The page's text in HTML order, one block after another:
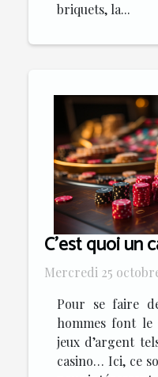
briquets, la...
C’est quoi un
Mercredi 25
Pour se faire
hommes font le
jeux d’argent
casino… Ici, ce